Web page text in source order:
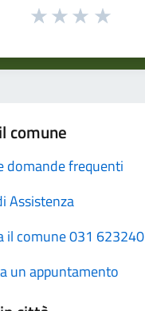
comune
domande frequenti
Assistenza
il comune 031 623240
un appuntamento